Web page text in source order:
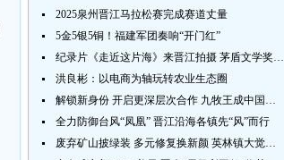
2025泉州晋江马拉松赛完成赛道丈量
5金5银5铜！福建军团奏响“开门红”
纪录片《走近这片海》来晋江拍摄 茅盾文学奖得主麦家探寻晋江“海海”人生
洪良彬：以电商为轴玩转农业生态圈
解锁新身份 开启更深层次合作 九牧王成中国奥委会官方赞助商
全力防御台风“凤凰” 晋江沿海各镇先“风”而行
废弃矿山披绿装 多元修复换新颜 英林镇大觉山片区废弃矿山生态修复项目通过验收